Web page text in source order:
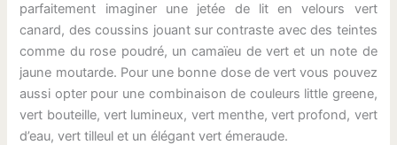
parfaitement imaginer une jetée de lit en velours vert
canard, des coussins jouant sur contraste avec des teintes
comme du rose poudré, un camaïeu de vert et un note de
jaune moutarde. Pour une bonne dose de vert vous pouvez
aussi opter pour une combinaison de couleurs little greene,
vert bouteille, vert lumineux, vert menthe, vert profond, vert
d’eau, vert tilleul et un élégant vert émeraude.